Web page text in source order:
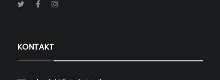
KONTAKT